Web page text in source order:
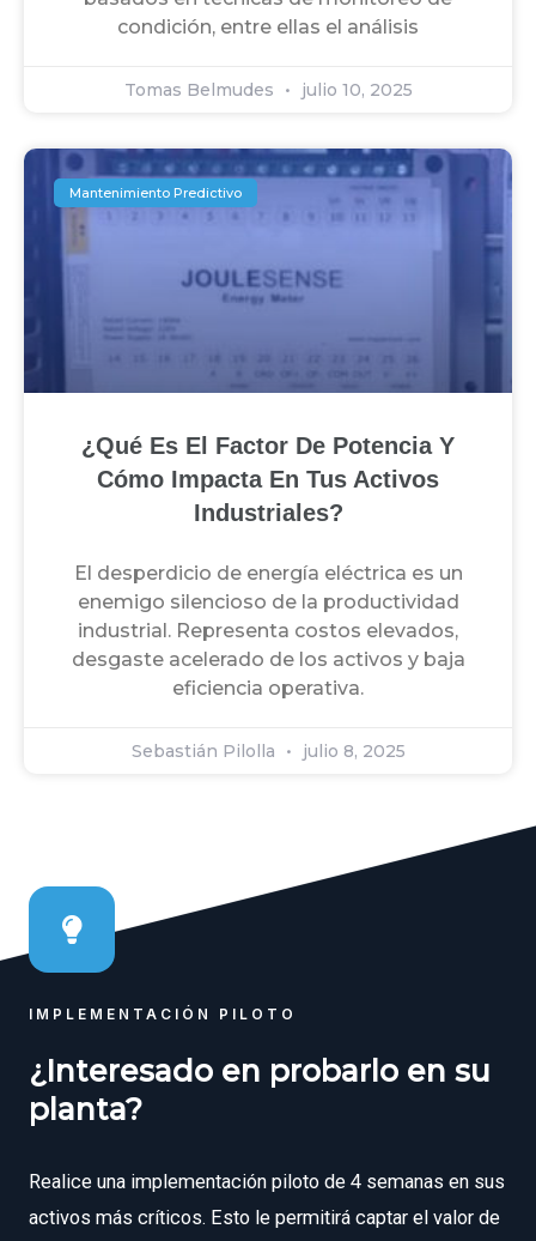
condición, entre ellas el análisis
Tomas Belmudes julio 10, 2025
Mantenimiento Predictivo
¿Qué Es El Factor De Potencia Y
Cómo Impacta En Tus Activos
Industriales?
El desperdicio de energía eléctrica es un
enemigo silencioso de la productividad
industrial. Representa costos elevados,
desgaste acelerado de los activos y baja
eficiencia operativa.
Sebastián Pilolla julio 8, 2025
IMPLEMENTACIÓN PILOTO
¿Interesado en probarlo en su
planta?
Realice una implementación piloto de 4 semanas en sus
activos más críticos. Esto le permitirá captar el valor de